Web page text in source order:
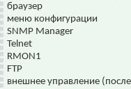
браузер
меню конфигурации
SNMP Manager
Telnet
RMON1
FTP
внешнее управление